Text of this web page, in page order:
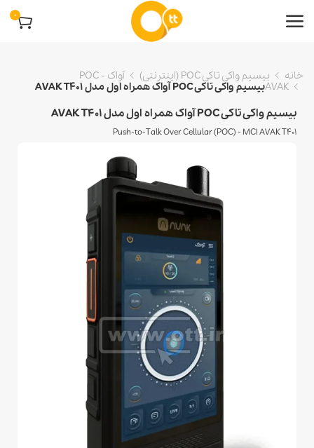
0
خانه بیسیم واکی تاکی POC (اینترنتی)
آواک POC -
AVAKبیسیم واکی تاکی POC آواک همراه اول مدل AVAK T401
بیسیم واکی تاکی POC آواک همراه اول مدل AVAK T401
Push-to-Talk Over Cellular (POC) - MCI AVAK T401